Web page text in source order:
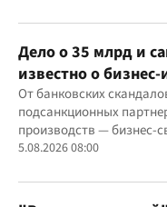
Дело о 35 млрд и
известно о
"Родовид Банка"
От банковских
подсанкционных
производств — бизнес-
Дядечко до сих пор
юрисдикций
5.08.2026 08:00